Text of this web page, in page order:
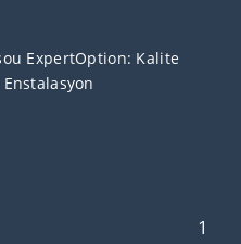
ExpertOption: Kalite
1